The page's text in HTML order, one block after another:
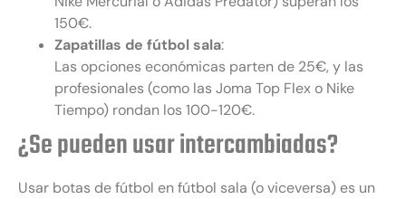
150€.
Zapatillas de fútbol sala:
Las opciones económicas parten de 25€, y las
profesionales (como las Joma Top Flex o Nike
Tiempo) rondan los 100-120€.
¿Se pueden usar intercambiadas?
Usar botas de fútbol en fútbol sala (o viceversa) es un